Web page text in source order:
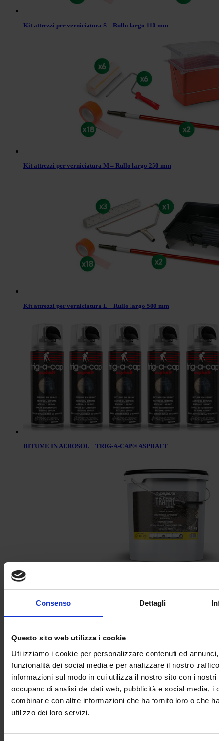
Consenso Dettagli
Questo sito web utilizza i cookie
Utilizziamo i cookie per personalizzare contenuti ed
funzionalità dei social media e per analizzare il nostro
informazioni sul modo in cui utilizza il nostro sito con i nostri
occupano di analisi dei dati web, pubblicità e social media, i
combinarle con altre informazioni che ha fornito loro o che
utilizzo dei loro servizi.
Kit attrezzi per verniciatura S – Rullo largo 110 mm
Kit attrezzi per verniciatura M – Rullo largo 250 mm
Kit attrezzi per verniciatura L – Rullo largo 500 mm
BITUME IN AEROSOL – TRIG-A-CAP® ASPHALT